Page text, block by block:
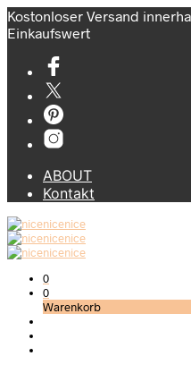
Kostonloser Versand
Einkaufswert
ABOUT
Kontakt
0
0
Warenkorb